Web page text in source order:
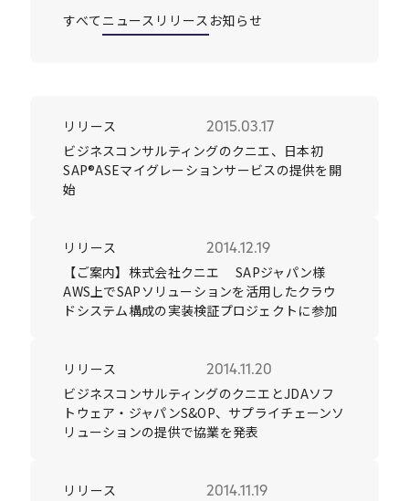
Company
News
サイト内検索
Contact
すべて ニュースリリース お知らせ
ビジネスコンサルティングのクニエ、日本初
SAP®ASEマイグレーションサービスの提供を開
始
リリース 2015.03.17
【ご案内】株式会社クニエ SAPジャパン様
AWS上でSAPソリューションを活用したクラウ
ドシステム構成の実装検証プロジェクトに参加
リリース 2014.12.19
ビジネスコンサルティングのクニエとJDAソフ
トウェア・ジャパンS&OP、サプライチェーンソ
リューションの提供で協業を発表
リリース 2014.11.20
リリース 2014.11.19